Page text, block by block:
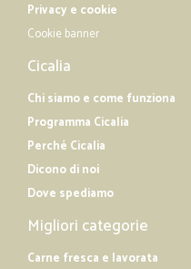
Privacy e cookie
Cookie banner
Cicalia
Chi siamo e come funziona
Programma Cicalia
Perché Cicalia
Dicono di noi
Dove spediamo
Migliori categorie
Carne fresca e lavorata